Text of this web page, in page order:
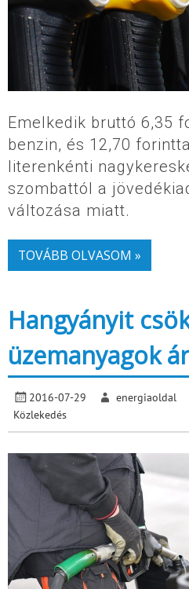
Emelkedik bruttó 6,35
benzin, és 12,70
literenkénti
szombattól a
változása miatt.
TOVÁBB OLVASOM »
Hangyányit
üzemanyagok
2016-07-29 energiaoldal
Közlekedés